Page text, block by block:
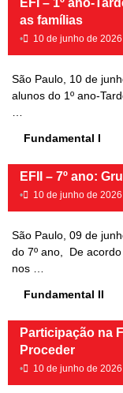
EFI – 1º ano-
as famílias
• 10 de junho de 2026
São Paulo, 10 de
alunos do 1º ano-
…
Fundamental I
EFII – 7º ano:
• 10 de junho de 2026
São Paulo, 09 de
do 7º ano, De
nos …
Fundamental II
Participação na
Proceder
• 10 de junho de 2026